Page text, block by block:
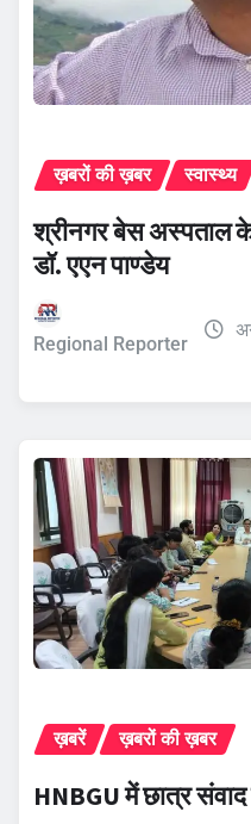
ख़बरों की ख़बर स्वास्थ्य
श्रीनगर बेस अस्पताल
डॉ. एएन पाण्डेय
Regional Reporter
ख़बरें ख़बरों की ख़बर
HNBGU में छात्र